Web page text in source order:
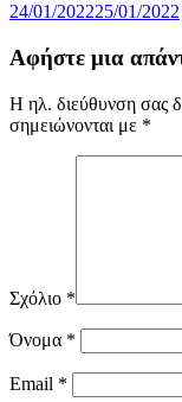
24/01/202225/01/2022
Αφήστε μια
Η ηλ. διεύθυνση σας
σημειώνονται με *
Σχόλιο *
Όνομα *
Email *